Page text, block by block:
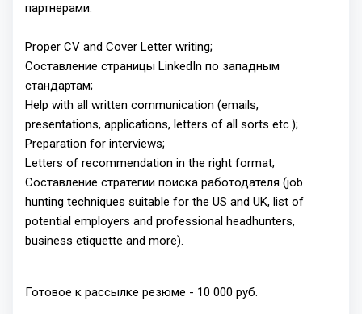
партнерами:
Proper CV and Cover Letter writing;
Составление страницы LinkedIn по западным
стандартам;
Help with all written communication (emails,
presentations, applications, letters of all sorts etc.);
Preparation for interviews;
Letters of recommendation in the right format;
Составление стратегии поиска работодателя (job
hunting techniques suitable for the US and UK, list of
potential employers and professional headhunters,
business etiquette and more).
Готовое к рассылке резюме - 10 000 руб.